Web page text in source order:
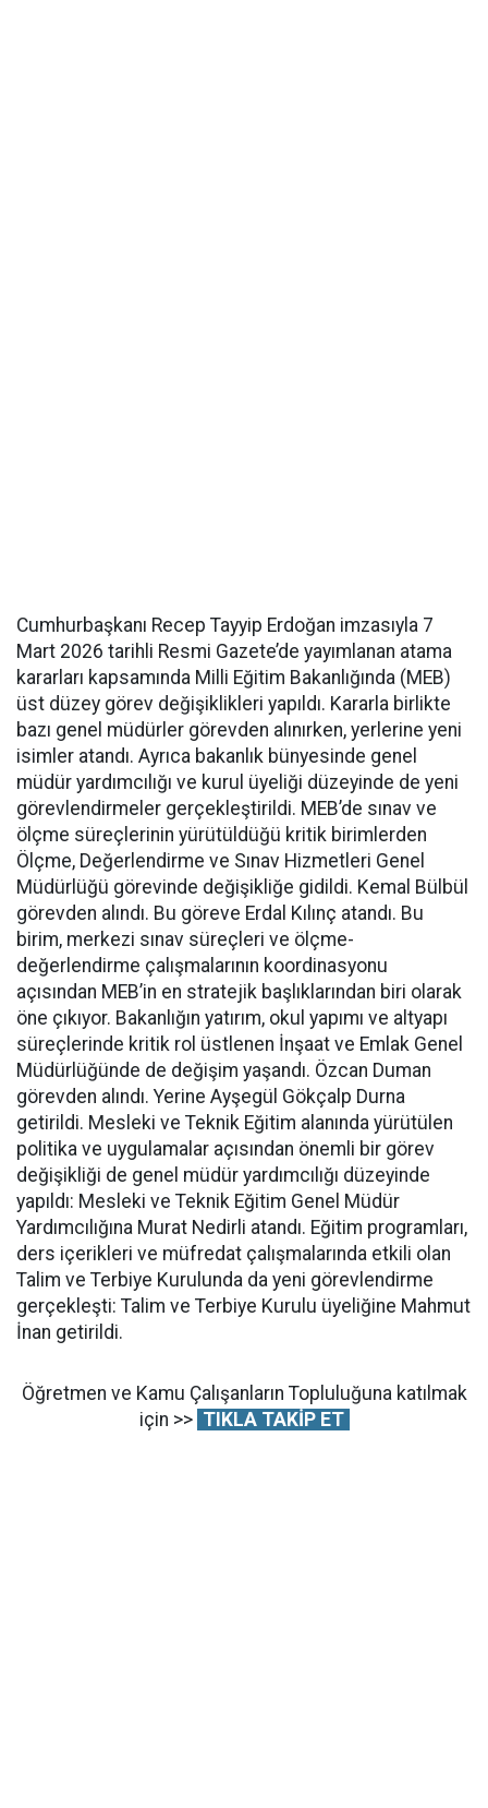
Cumhurbaşkanı Recep Tayyip Erdoğan imzasıyla 7
Mart 2026 tarihli Resmi Gazete’de yayımlanan atama
kararları kapsamında Milli Eğitim Bakanlığında (MEB)
üst düzey görev değişiklikleri yapıldı. Kararla birlikte
bazı genel müdürler görevden alınırken, yerlerine yeni
isimler atandı. Ayrıca bakanlık bünyesinde genel
müdür yardımcılığı ve kurul üyeliği düzeyinde de yeni
görevlendirmeler gerçekleştirildi. MEB’de sınav ve
ölçme süreçlerinin yürütüldüğü kritik birimlerden
Ölçme, Değerlendirme ve Sınav Hizmetleri Genel
Müdürlüğü görevinde değişikliğe gidildi. Kemal Bülbül
görevden alındı. Bu göreve Erdal Kılınç atandı. Bu
birim, merkezi sınav süreçleri ve ölçme-
değerlendirme çalışmalarının koordinasyonu
açısından MEB’in en stratejik başlıklarından biri olarak
öne çıkıyor. Bakanlığın yatırım, okul yapımı ve altyapı
süreçlerinde kritik rol üstlenen İnşaat ve Emlak Genel
Müdürlüğünde de değişim yaşandı. Özcan Duman
görevden alındı. Yerine Ayşegül Gökçalp Durna
getirildi. Mesleki ve Teknik Eğitim alanında yürütülen
politika ve uygulamalar açısından önemli bir görev
değişikliği de genel müdür yardımcılığı düzeyinde
yapıldı: Mesleki ve Teknik Eğitim Genel Müdür
Yardımcılığına Murat Nedirli atandı. Eğitim programları,
ders içerikleri ve müfredat çalışmalarında etkili olan
Talim ve Terbiye Kurulunda da yeni görevlendirme
gerçekleşti: Talim ve Terbiye Kurulu üyeliğine Mahmut
İnan getirildi.
Öğretmen ve Kamu Çalışanların Topluluğuna katılmak
için >> TIKLA TAKİP ET